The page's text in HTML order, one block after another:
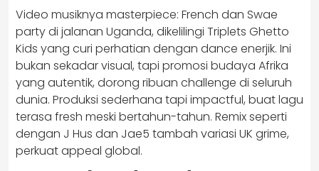
Video musiknya masterpiece: French dan Swae
party di jalanan Uganda, dikelilingi Triplets Ghetto
Kids yang curi perhatian dengan dance enerjik. Ini
bukan sekadar visual, tapi promosi budaya Afrika
yang autentik, dorong ribuan challenge di seluruh
dunia. Produksi sederhana tapi impactful, buat lagu
terasa fresh meski bertahun-tahun. Remix seperti
dengan J Hus dan Jae5 tambah variasi UK grime,
perkuat appeal global.